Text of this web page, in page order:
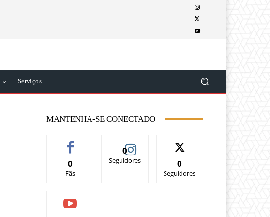
Serviços
MANTENHA-SE CONECTADO
0
Fãs
0
Seguidores 0
Seguidores